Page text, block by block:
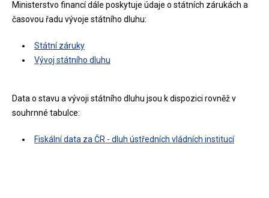
Ministerstvo financí dále poskytuje údaje o státních zárukách a
časovou řadu vývoje státního dluhu:
Státní záruky
Vývoj státního dluhu
Data o stavu a vývoji státního dluhu jsou k dispozici rovněž v
souhrnné tabulce:
Fiskální data za ČR - dluh ústředních vládních institucí